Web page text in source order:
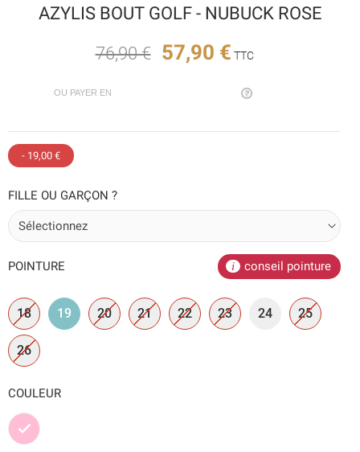
AZYLIS BOUT GOLF - NUBUCK ROSE
76,90 € 57,90 € TTC
OU PAYER EN
- 19,00 €
FILLE OU GARÇON ?
POINTURE conseil pointure
18 19 20 21 22 23 24 25
26
COULEUR
Rose